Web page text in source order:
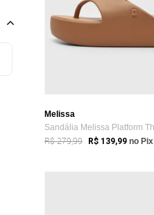
Melissa
R$ 279,99 R$ 139,99 no Pix